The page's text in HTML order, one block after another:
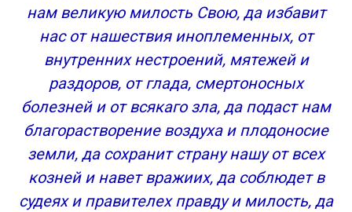
нам великую милость Свою, да избавит
нас от нашествия иноплеменных, от
внутренних нестроений, мятежей и
раздоров, от глада, смертоносных
болезней и от всякаго зла, да подаст нам
благорастворение воздуха и плодоносие
земли, да сохранит страну нашу от всех
козней и навет вражиих, да соблюдет в
судеях и правителех правду и милость, да